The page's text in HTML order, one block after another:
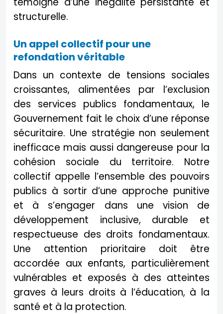
structurelle.
Un appel collectif pour une
refondation véritable
Dans un contexte de tensions sociales
croissantes, alimentées par l’exclusion
des services publics fondamentaux, le
Gouvernement fait le choix d’une réponse
sécuritaire. Une stratégie non seulement
inefficace mais aussi dangereuse pour la
cohésion sociale du territoire. Notre
collectif appelle l’ensemble des pouvoirs
publics à sortir d’une approche punitive
et à s’engager dans une vision de
développement inclusive, durable et
respectueuse des droits fondamentaux.
Une attention prioritaire doit être
accordée aux enfants, particulièrement
vulnérables et exposés à des atteintes
graves à leurs droits à l’éducation, à la
santé et à la protection.